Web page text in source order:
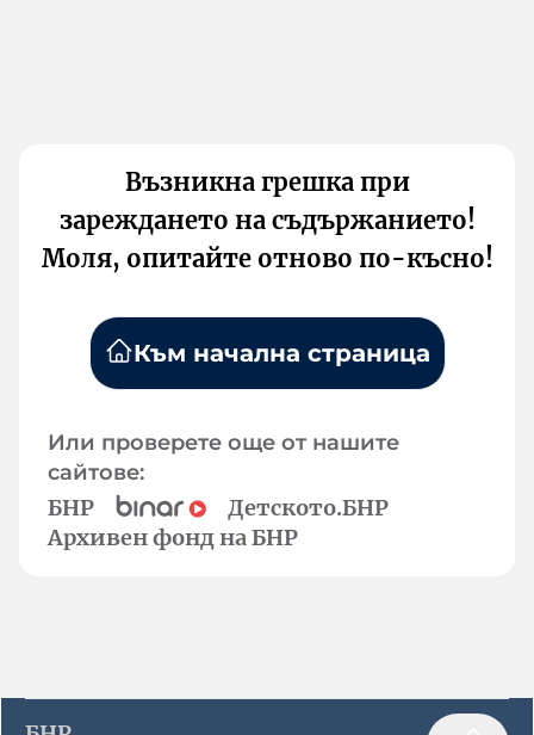
Възникна грешка при
зареждането на съдържанието!
Моля, опитайте отново по-късно!
Към начална страница
Или проверете още от нашите
сайтове:
БНР
Детското.БНР
Архивен фонд на БНР